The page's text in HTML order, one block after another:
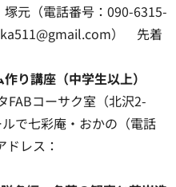
元（電話番号：090-6315-
） 先着
り講座（中学生以上）
コーサク室（北沢2-
七彩庵・おかの（電話
レス：